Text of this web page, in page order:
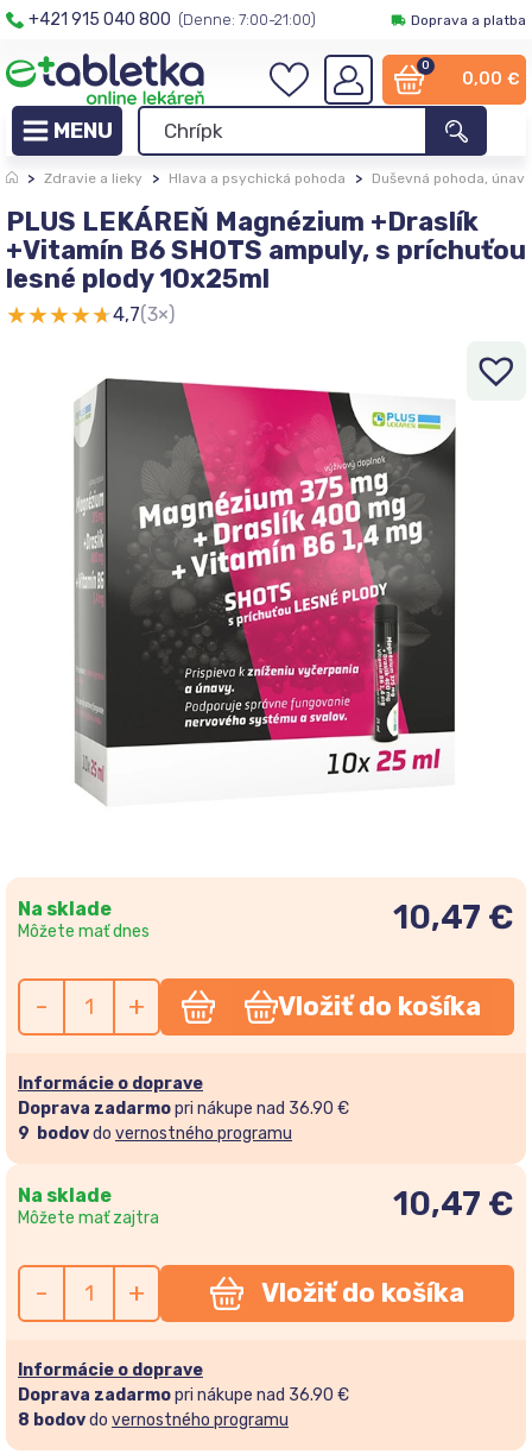
+421 915 040 800 (Denne: 7:00-21:00) Doprava a platba
0
0,00 €
> Zdravie a lieky > Hlava a psychická pohoda > Duševná pohoda,
PLUS LEKÁREŇ Magnézium +Draslík
+Vitamín B6 SHOTS ampuly, s príchuťou
lesné plody 10x25ml
★★★★★4,7(3×)
Na sklade
Môžete mať dnes 10,47 €
- + Vložiť do košíka
Informácie o doprave
Doprava zadarmopri nákupe nad 36.90 €
9 bodovdo vernostného programu
Na sklade
Môžete mať zajtra 10,47 €
- + Vložiť do košíka
Informácie o doprave
Doprava zadarmopri nákupe nad 36.90 €
8 bodovdo vernostného programu